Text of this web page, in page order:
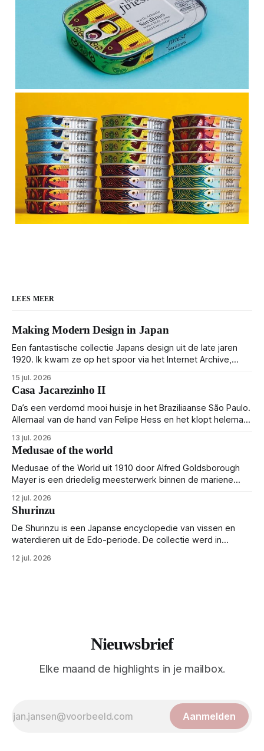
LEES MEER
Making Modern Design in Japan
Een fantastische collectie Japans design uit de late jaren
1920. Ik kwam ze op het spoor via het Internet Archive,
gebundeld in een: boek ✨ Daarin hebben ze alle scans een
stuk netter getrokken, maar op deze manier vind ik ze er
minstens
15 jul. 2026
Casa Jacarezinho II
Da’s een verdomd mooi huisje in het Braziliaanse São Paulo.
Allemaal van de hand van Felipe Hess en het klopt helemaal
13 jul. 2026
Medusae of the world
Medusae of the World uit 1910 door Alfred Goldsborough
Mayer is een driedelig meesterwerk binnen de mariene
gedetailleerd overzicht van kwallensoorten en hun
taxonomie. Het boek staat bekend om de combinatie van
strikte wetenschap met prachtige, handgetekende
illustraties en kleurendrukplaten van Mayer zelf.
12 jul. 2026
Shurinzu
De Shurinzu is een Japanse encyclopedie van vissen en
waterdieren uit de Edo-periode. De collectie werd in
om verfijnde technieken en bijna driedimensionale realisme.
12 jul. 2026
Nieuwsbrief
Elke maand de highlights in je mailbox.
Aanmelden